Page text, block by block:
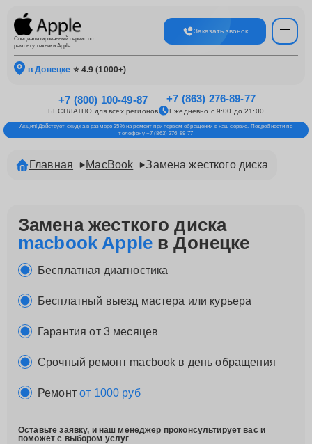
Специализированный сервис по
ремонту техники Apple
Заказать звонок
в Донецке ⭐ 4.9 (1000+)
+7 (800) 100-49-87
БЕСПЛАТНО для всех регионов
+7 (863) 276-89-77
Ежедневно с 9:00 до 21:00
Акция! Действует скидка в размере 25% на ремонт при первом обращении в наш сервис. Подробности по
телефону +7 (863) 276-89-77
Главная MacBook Замена жесткого диска
Замена жесткого диска
macbook Appleв Донецке
Бесплатная диагностика
Бесплатный выезд мастера или курьера
Гарантия от 3 месяцев
Срочный ремонт macbook в день обращения
Ремонтот 1000 руб
Оставьте заявку, и наш менеджер проконсультирует вас и
поможет с выбором услуг